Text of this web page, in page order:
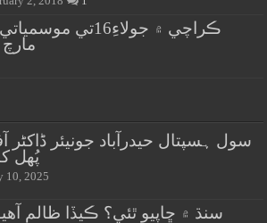
ڪراچي ۾ جولاءِ16تي
سول ہسپتال حیدرآباد جونیئر ڈاکٹر
پُھل
10, 2025
سنڌ ۾ ڇاپيو ٿئي؟ ڪيڏا ظالم